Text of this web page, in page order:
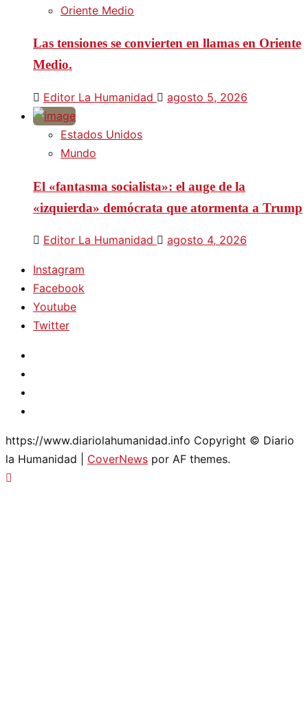
Oriente Medio
Las tensiones se convierten en llamas en Oriente
Medio.
Editor La Humanidad agosto 5, 2026
Estados Unidos
Mundo
El «fantasma socialista»: el auge de la
«izquierda» demócrata que atormenta a Trump
Editor La Humanidad agosto 4, 2026
Instagram
Facebook
Youtube
Twitter
https://www.diariolahumanidad.info Copyright © Diario
la Humanidad
CoverNews por AF themes.